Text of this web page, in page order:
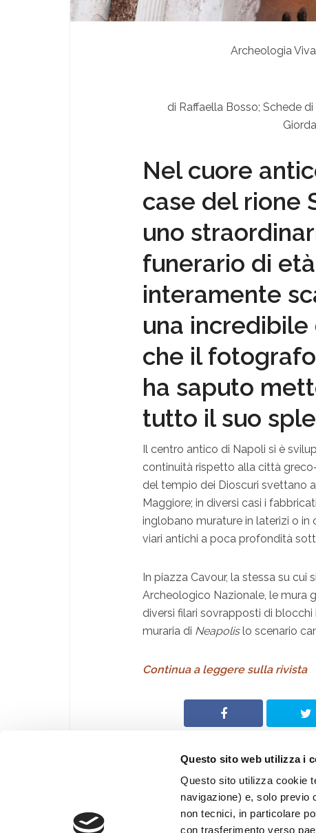
Questo sito web utilizza i
Questo sito utilizza cookie
navigazione) e, solo previo
non tecnici, in particolare
con trasferimento verso
Archeologia
di Raffaella Bosso; Schededi
Nel cuore
case del rione
uno
funerario di
interamente
una
che il
ha saputo
tutto il suo
Il centro antico di Napoli si è
continuità rispetto alla città
del tempio dei Dioscuri svettano
Maggiore; in diversi casi i
inglobano murature in laterizi o in
viari antichi a poca profondità
In piazza Cavour, la stessa su cui
Archeologico Nazionale, le mura
diversi filari sovrapposti di
muraria di Neapolislo scenario
Continua a leggere sulla rivista
®Giunti Editore S.p.a.
Web By
PRISMA Associazione Culturale